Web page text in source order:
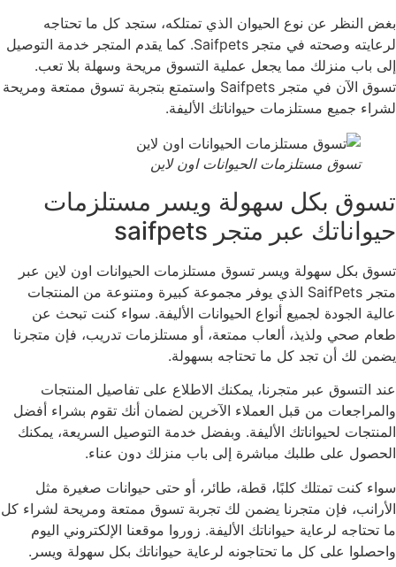
بغض النظر عن نوع الحيوان الذي تمتلكه، ستجد كل ما تحتاجه
لرعايته وصحته في متجر Saifpets. كما يقدم المتجر خدمة التوصيل
إلى باب منزلك مما يجعل عملية التسوق مريحة وسهلة بلا تعب.
تسوق الآن في متجر Saifpets واستمتع بتجربة تسوق ممتعة ومريحة
لشراء جميع مستلزمات حيواناتك الأليفة.
تسوق مستلزمات الحيوانات اون لاين
تسوق بكل سهولة ويسر مستلزمات
حيواناتك عبر متجر saifpets
تسوق بكل سهولة ويسر تسوق مستلزمات الحيوانات اون لاين عبر
متجر SaifPets الذي يوفر مجموعة كبيرة ومتنوعة من المنتجات
عالية الجودة لجميع أنواع الحيوانات الأليفة. سواء كنت تبحث عن
طعام صحي ولذيذ، ألعاب ممتعة، أو مستلزمات تدريب، فإن متجرنا
يضمن لك أن تجد كل ما تحتاجه بسهولة.
عند التسوق عبر متجرنا، يمكنك الاطلاع على تفاصيل المنتجات
والمراجعات من قبل العملاء الآخرين لضمان أنك تقوم بشراء أفضل
المنتجات لحيواناتك الأليفة. وبفضل خدمة التوصيل السريعة، يمكنك
الحصول على طلبك مباشرة إلى باب منزلك دون عناء.
سواء كنت تمتلك كلبًا، قطة، طائر، أو حتى حيوانات صغيرة مثل
الأرانب، فإن متجرنا يضمن لك تجربة تسوق ممتعة ومريحة لشراء كل
ما تحتاجه لرعاية حيواناتك الأليفة. زوروا موقعنا الإلكتروني اليوم
واحصلوا على كل ما تحتاجونه لرعاية حيواناتك بكل سهولة ويسر.